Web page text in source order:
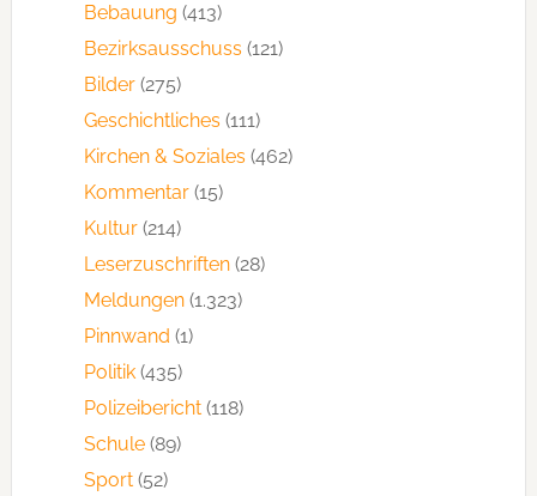
Bebauung (413)
Bezirksausschuss (121)
Bilder(275)
Geschichtliches (111)
Kirchen & Soziales (462)
Kommentar(15)
Kultur(214)
Leserzuschriften(28)
Meldungen(1.323)
Pinnwand (1)
Politik(435)
Polizeibericht(118)
Schule(89)
Sport(52)